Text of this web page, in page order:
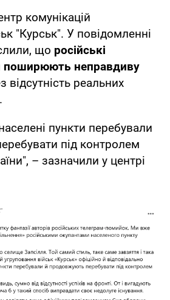
комунікацій
"Курськ". У повідомленні
що російські
поширюють неправдиву
відсутність реальних
пункти перебували
під контролем
– зазначили у центрі